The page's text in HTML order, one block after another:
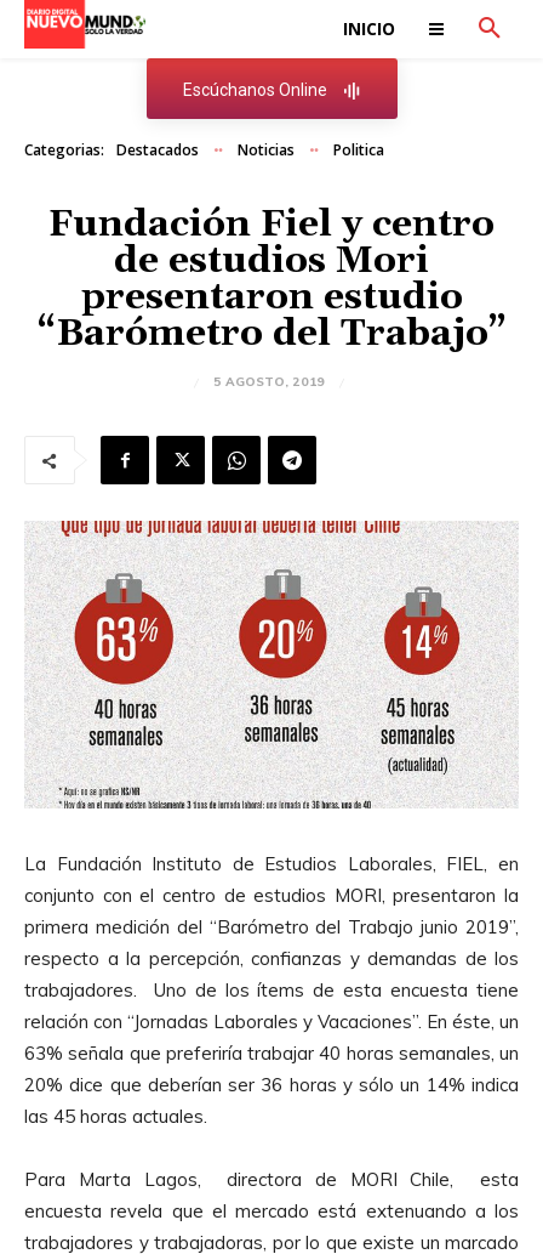
INICIO
Escúchanos Online
Categorias: Destacados Noticias Politica
Fundación Fiel y centro
de estudios Mori
presentaron estudio
“Barómetro del Trabajo”
5 AGOSTO, 2019
La Fundación Instituto de Estudios Laborales, FIEL, en
conjunto con el centro de estudios MORI, presentaron la
primera medición del “Barómetro del Trabajo junio 2019”,
respecto a la percepción, confianzas y demandas de los
trabajadores. Uno de los ítems de esta encuesta tiene
relación con “Jornadas Laborales y Vacaciones”. En éste, un
63% señala que preferiría trabajar 40 horas semanales, un
20% dice que deberían ser 36 horas y sólo un 14% indica
las 45 horas actuales.
Para Marta Lagos, directora de MORI Chile, esta
encuesta revela que el mercado está extenuando a los
trabajadores y trabajadoras, por lo que existe un marcado